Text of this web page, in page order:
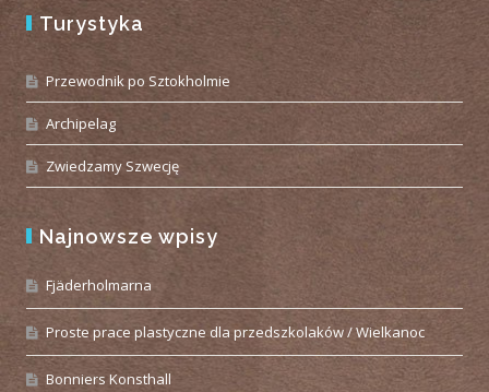
Turystyka
Przewodnik po Sztokholmie
Archipelag
Zwiedzamy Szwecję
Najnowsze wpisy
Fjäderholmarna
Proste prace plastyczne dla przedszkolaków / Wielkanoc
Bonniers Konsthall